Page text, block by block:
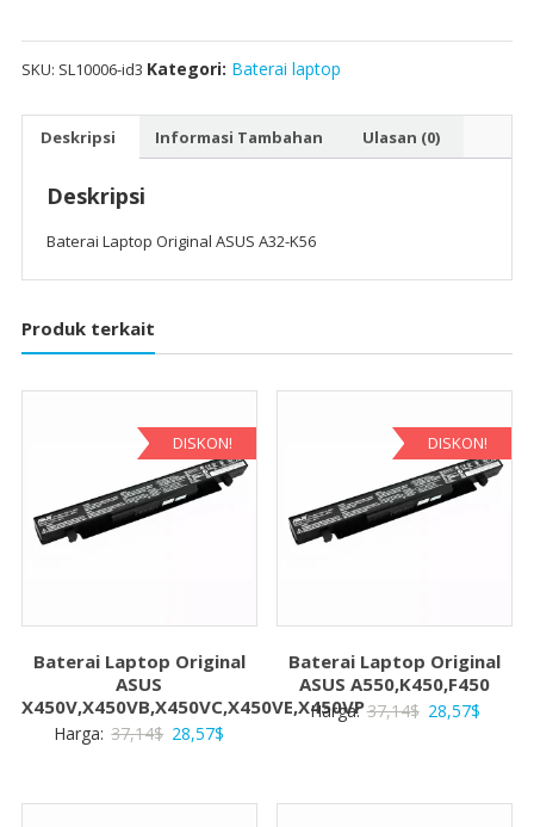
SKU: SL10006-id3 Kategori: Baterai laptop
Deskripsi Informasi Tambahan Ulasan (0)
Deskripsi
Baterai Laptop Original ASUS A32-K56
Produk terkait
DISKON!
Baterai Laptop Original
ASUS
X450V,X450VB,X450VC,X450VE,X450VP
Harga: 37,14$ Harga
28,57$
DISKON!
Baterai Laptop Original
ASUS A550,K450,F450
Harga: 37,14$ Harga
37,14$.
28,57$Harga
adalah: